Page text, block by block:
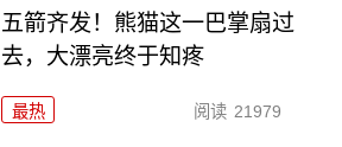
五箭齐发！熊猫这一巴掌扇过
去，大漂亮终于知疼
最热 阅读 21979